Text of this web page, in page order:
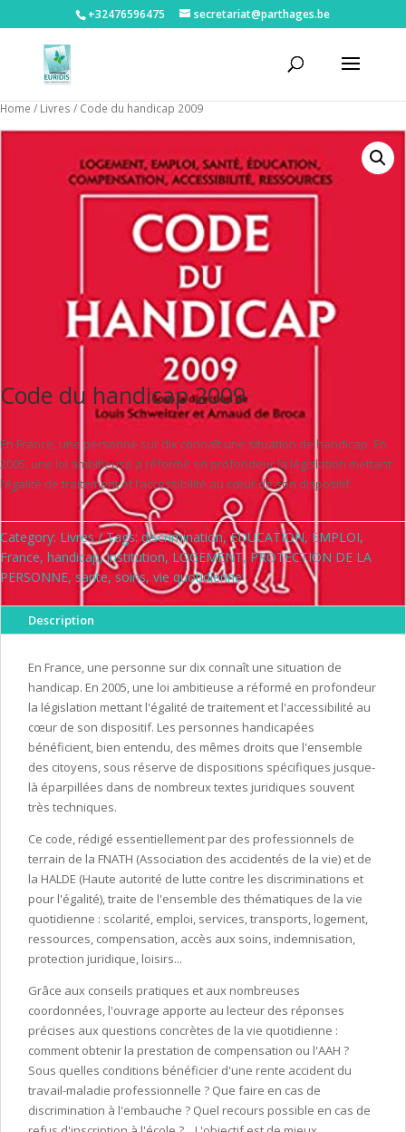
+32476596475‬ secretariat@parthages.be
Home / Livres / Code du handicap 2009
Code du handicap 2009
En France, une personne sur dix connaît une situation de handicap. En
2005, une loi ambitieuse a réformé en profondeur la législation mettant
l’égalité de traitement et l’accessibilité au cœur de son dispositif.
Category: Livres Tags: discrimination,EDUCATION, EMPLOI,
France, handicap,institution, LOGEMENT, PROTECTION DE LA
PERSONNE, sante,soins, vie quotidienne
Description
En France, une personne sur dix connaît une situation de
handicap. En 2005, une loi ambitieuse a réformé en profondeur
la législation mettant l'égalité de traitement et l'accessibilité au
cœur de son dispositif. Les personnes handicapées
bénéficient, bien entendu, des mêmes droits que l'ensemble
des citoyens, sous réserve de dispositions spécifiques jusque-
là éparpillées dans de nombreux textes juridiques souvent
très techniques.
Ce code, rédigé essentiellement par des professionnels de
terrain de la FNATH (Association des accidentés de la vie) et de
la HALDE (Haute autorité de lutte contre les discriminations et
pour l'égalité), traite de l'ensemble des thématiques de la vie
quotidienne : scolarité, emploi, services, transports, logement,
ressources, compensation, accès aux soins, indemnisation,
protection juridique, loisirs...
Grâce aux conseils pratiques et aux nombreuses
coordonnées, l'ouvrage apporte au lecteur des réponses
précises aux questions concrètes de la vie quotidienne :
comment obtenir la prestation de compensation ou l'AAH ?
Sous quelles conditions bénéficier d'une rente accident du
travail-maladie professionnelle ? Que faire en cas de
discrimination à l'embauche ? Quel recours possible en cas de